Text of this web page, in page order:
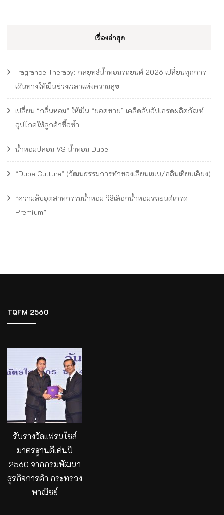
เรื่องล่าสุด
Fragrance Therapy: กลยุทธ์น้ำหอมรถยนต์ 2026 เปลี่ยนทุกการ
เดินทางให้เป็นช่วงเวลาแห่งความสุข
เปลี่ยน “กลิ่นหอม” ให้เป็น “ยอดขาย” เคล็ดลับอัปเกรดผลิตภัณฑ์
อุปโภคให้ลูกค้าซื้อซ้ำ
น้ำหอมปลอม VS น้ำหอม Dupe
“Dupe Culture” (วัฒนธรรมการทำของเลียนแบบ/กลิ่นเทียบเคียง)
“ความลับอุตสาหกรรมน้ำหอม วิธีเลือกน้ำหอมรถยนต์เกรด
Premium”
TQFM 2560
รับรางวัลแฟรนไชส์
มาตรฐานดีเด่นปี
2560 จากกรมพัฒนา
ธูรกิจการค้า กระทรวง
พาณิชย์